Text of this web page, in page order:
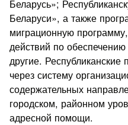
Беларусь»;
Беларуси», а также
миграционную
действий по
другие.
через систему
содержательных
городском, районном
адресной помощи.